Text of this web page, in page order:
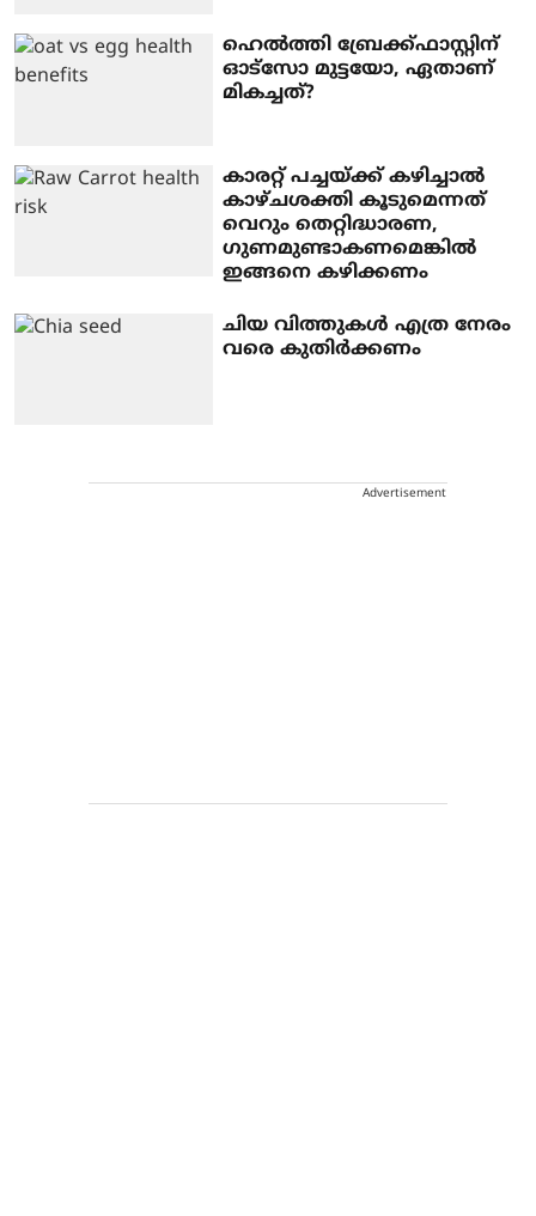
ഹെൽത്തി ബ്രേക്ക്ഫാസ്റ്റിന്
ഓട്സോ മുട്ടയോ, ഏതാണ്
മികച്ചത്?
കാരറ്റ് പച്ചയ്ക്ക് കഴിച്ചാൽ ​
കാഴ്ചശക്തി കൂടുമെന്നത്
വെറും തെറ്റിദ്ധാരണ, ​
ഗുണമുണ്ടാകണമെങ്കിൽ
ഇങ്ങനെ കഴിക്കണം
ചിയ വിത്തുകൾ എത്ര നേരം
വരെ കുതിർക്കണം
Advertisement